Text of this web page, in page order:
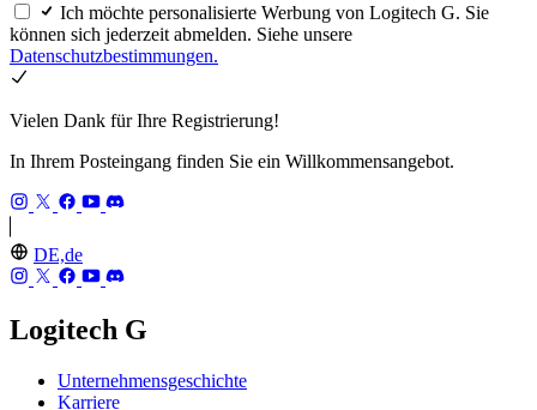
Ich möchte personalisierte Werbung von Logitech G. Sie
können sich jederzeit abmelden. Siehe unsere
Datenschutzbestimmungen.
Vielen Dank für Ihre Registrierung!
In Ihrem Posteingang finden Sie ein Willkommensangebot.
DE,de
Logitech G
Unternehmensgeschichte
Karriere